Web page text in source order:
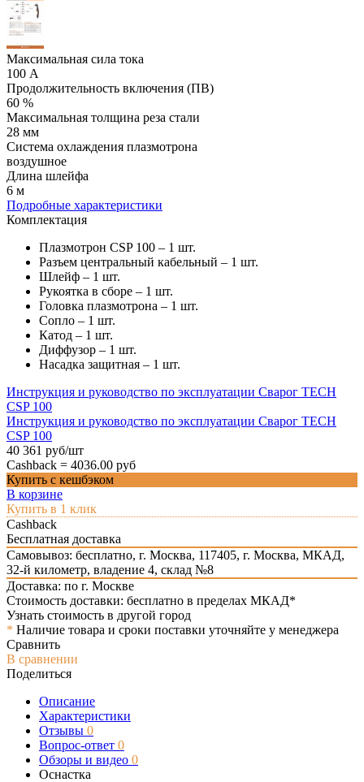
Максимальная сила тока
100 А
Продолжительность включения (ПВ)
60 %
Максимальная толщина реза стали
28 мм
Система охлаждения плазмотрона
воздушное
Длина шлейфа
6 м
Подробные характеристики
Комплектация
Плазмотрон CSP 100 – 1 шт.
Разъем центральный кабельный – 1 шт.
Шлейф – 1 шт.
Рукоятка в сборе – 1 шт.
Головка плазмотрона – 1 шт.
Сопло – 1 шт.
Катод – 1 шт.
Диффузор – 1 шт.
Насадка защитная – 1 шт.
Инструкция и руководство по эксплуатации Сварог TECH
CSP 100
Инструкция и руководство по эксплуатации Сварог TECH
CSP 100
40 361 руб/шт
Cashback = 4036.00 руб
Купить с кешбэком
В корзине
Купить в 1 клик
Cashback
Бесплатная доставка
Самовывоз: бесплатно, г. Москва, 117405, г. Москва, МКАД,
32-й километр, владение 4, склад №8
Доставка: по г. Москве
Стоимость доставки: бесплатно в пределах МКАД*
Узнать стоимость в другой город
* Наличие товара и сроки поставки уточняйте у менеджера
Сравнить
В сравнении
Поделиться
Описание
Характеристики
Отзывы 0
Вопрос-ответ 0
Обзоры и видео 0
Оснастка